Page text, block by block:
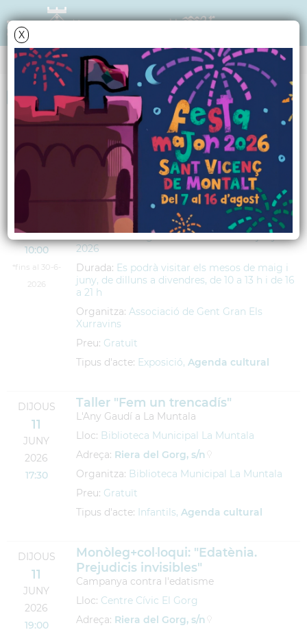
X
AGENDA
següents
2026
10:00
*fins al 30-6-
2026
Exposició de Madelman
Casal de la Gent Gran Els Xurravins
Riera del Gorg, s/n
Data: 4 demaig de2026fins al30 dejuny de
2026
Durada: Es podrà visitar els mesos de maig i
juny, de dilluns a divendres, de 10 a 13 h i de 16
a 21 h
Organitza: Associació de Gent Gran Els
Xurravins
Preu: Gratuït
Tipus d'acte: Exposició, Agenda cultural
DIJOUS
11
JUNY
2026
17:30
Taller "Fem un trencadís"
L'Any Gaudí a La Muntala
Lloc: Biblioteca Municipal La Muntala
Adreça: Riera del Gorg, s/n
Organitza: Biblioteca Municipal La Muntala
Preu: Gratuït
Tipus d'acte: Infantils, Agenda cultural
DIJOUS
11
JUNY
2026
19:00
Monòleg+col·loqui: "Edatènia.
Prejudicis invisibles"
Campanya contra l'edatisme
Lloc: Centre Cívic El Gorg
Adreça: Riera del Gorg, s/n